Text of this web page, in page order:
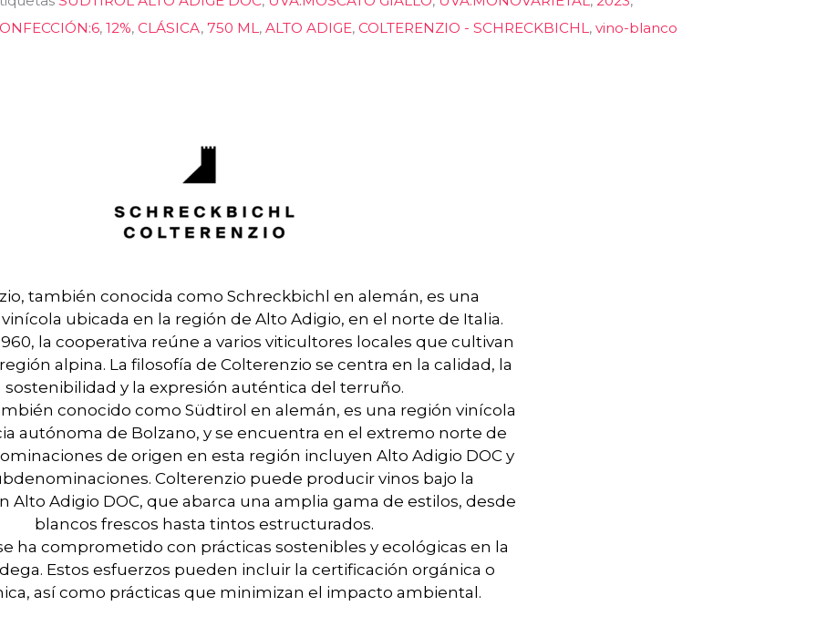
,12%,CLÁSICA,750 ML,ALTO ADIGE,COLTERENZIO - SCHRECKBICHL,vino-blanco
también conocida como Schreckbichl en alemán, es una
ubicada en la región de Alto Adigio, en el norte de Italia.
la cooperativa reúne a varios viticultores locales que cultivan
alpina. La filosofía de Colterenzio se centra en la calidad, la
sostenibilidad y la expresión auténtica del terruño.
conocido como Südtirol en alemán, es una región vinícola
autónoma de Bolzano, y se encuentra en el extremo norte de
de origen en esta región incluyen Alto Adigio DOC y
Colterenzio puede producir vinos bajo la
Alto Adigio DOC, que abarca una amplia gama de estilos, desde
blancos frescos hasta tintos estructurados.
ha comprometido con prácticas sostenibles y ecológicas en la
Estos esfuerzos pueden incluir la certificación orgánica o
así como prácticas que minimizan el impacto ambiental.